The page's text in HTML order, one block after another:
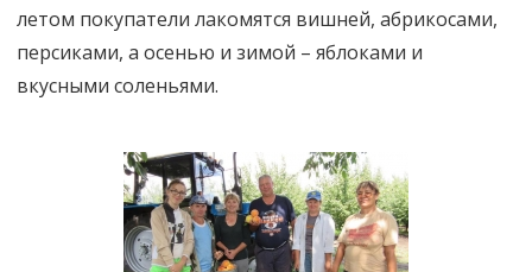
летом покупатели лакомятся вишней, абрикосами,
персиками, а осенью и зимой – яблоками и
вкусными соленьями.